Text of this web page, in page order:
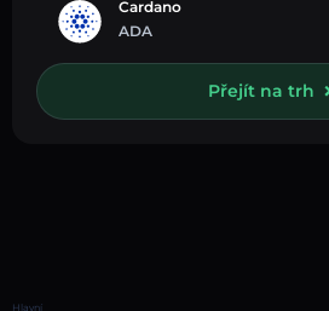
Cardano
ADA
Přejít na trh
Hlavní